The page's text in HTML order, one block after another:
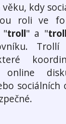
kdy
roli ve
"troll" a "
online
sociálních